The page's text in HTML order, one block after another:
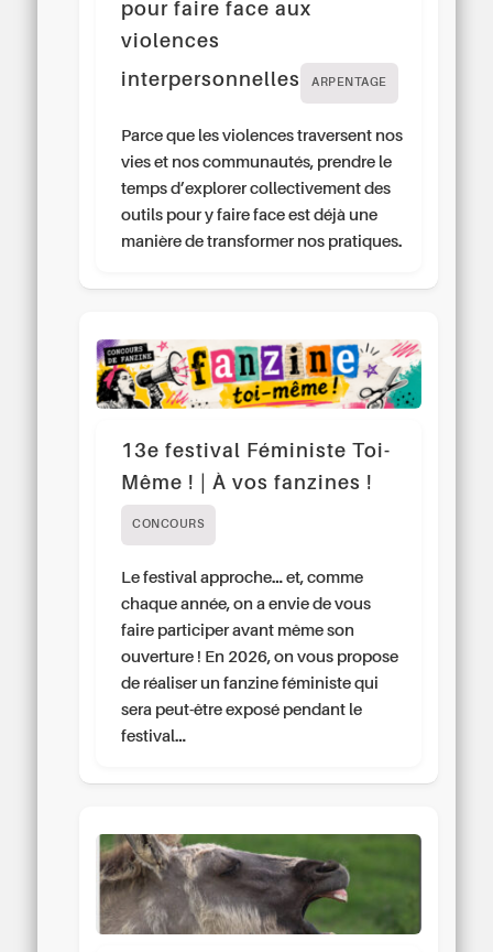
pour faire face aux
violences
interpersonnelles
ARPENTAGE
Parce que les violences traversent nos
vies et nos communautés, prendre le
temps d’explorer collectivement des
outils pour y faire face est déjà une
manière de transformer nos pratiques.
13e festival Féministe Toi-
Même ! | À vos fanzines !
CONCOURS
Le festival approche… et, comme
chaque année, on a envie de vous
faire participer avant même son
ouverture ! En 2026, on vous propose
de réaliser un fanzine féministe qui
sera peut-être exposé pendant le
festival…